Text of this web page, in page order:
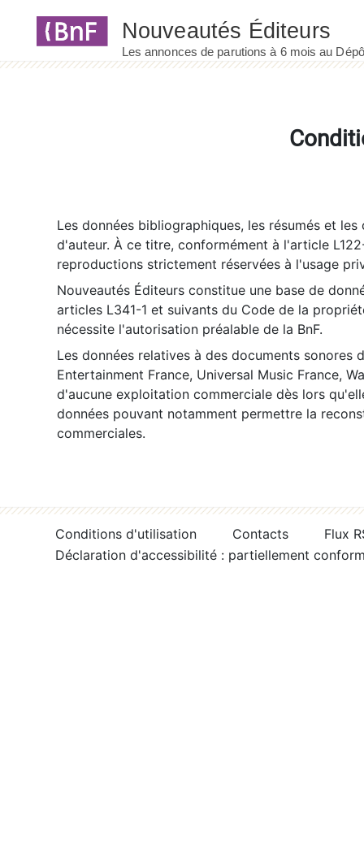
Les données bibliographiques, les résumés et
d'auteur. À ce titre, conformément à l'article
reproductions strictement réservées à l'usage
Nouveautés Éditeurs constitue une base de
articles L341-1 et suivants du Code de la
nécessite l'autorisation préalable de la BnF.
Les données relatives à des documents sonores
Entertainment France, Universal Music France,
d'aucune exploitation commerciale dès lors
données pouvant notamment permettre la
commerciales.
Conditions d'utilisation Contacts
Flux
Déclaration d'accessibilité : partiellement